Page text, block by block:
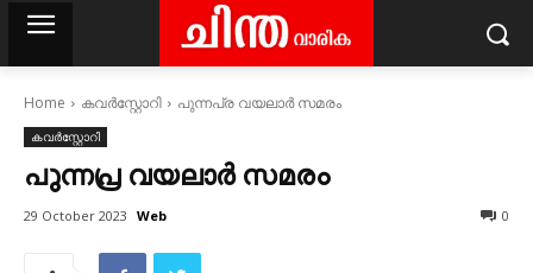
Home കവര്‍സ്റ്റോറി പുന്നപ്ര വയലാർ സമരം
കവര്‍സ്റ്റോറി
പുന്നപ്ര വയലാർ സമരം
29 October 2023 Web 0